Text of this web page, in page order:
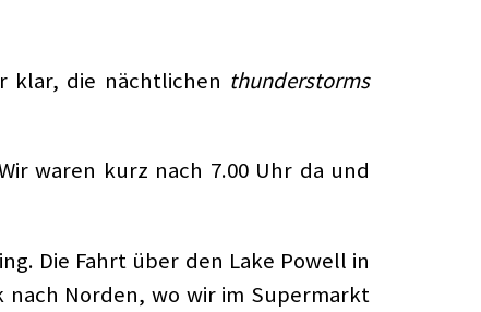
klar, die nächtlichen thunderstorms
waren kurz nach 7.00 Uhr da und
Die Fahrt über den Lake Powell in
Norden, wo wir im Supermarkt